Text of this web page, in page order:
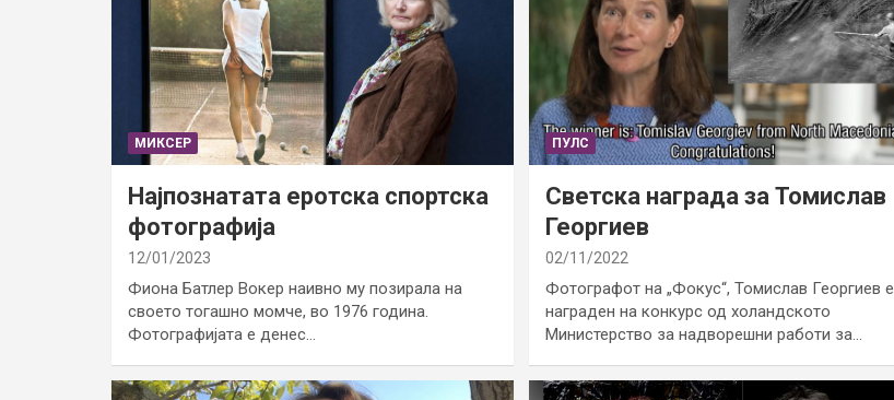
МИКСЕР
Најпознатата еротска спортска
фотографија
12/01/2023
Фиона Батлер Вокер наивно му позирала на
своето тогашно момче, во 1976 година.
Фотографијата е денес…
ПУЛС
Светска награда за Томислав
Георгиев
02/11/2022
Фотографот на „Фокус“, Томислав Георгиев е
награден на конкурс од холандското
Министерство за надворешни работи за…